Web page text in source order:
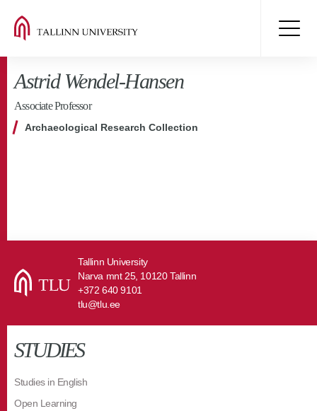
Astrid Wendel-Hansen
Associate Professor
Archaeological Research Collection
Tallinn University
Narva mnt 25, 10120 Tallinn
+372 640 9101
tlu@tlu.ee
STUDIES
Studies in English
Open Learning